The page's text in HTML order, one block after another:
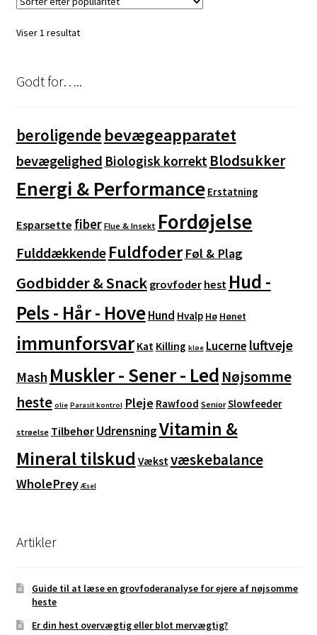
Viser 1 resultat
Godt for…..
beroligende bevægeapparatet
bevægelighed Biologisk korrekt Blodsukker
Energi & Performance Erstatning
Esparsette fiber Flue & Insekt Fordøjelse
Fulddækkende Fuldfoder Føl & Plag
Godbidder & Snack grovfoder hest Hud -
Pels - Hår - HoveHund Hvalp Hø Hønet
immunforsvar Kat Killing kløe Lucerne luftveje
Mash Muskler - Sener - Led Nøjsomme
heste olie Parasit kontrol Pleje Rawfood Senior Slowfeeder
strøelse Tilbehør UdrensningVitamin &
Mineral tilskud Vækst væskebalance
WholePrey Æsel
Artikler
Guide til at læse en grovfoderanalyse for ejere af nøjsomme
heste
Er din hest overvægtig eller blot mervægtig?